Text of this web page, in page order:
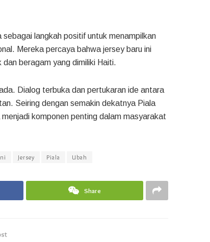
langkah positif untuk menampilkan
Mereka percaya bahwa jersey baru ini
beragam yang dimiliki Haiti.
Dialog terbuka dan pertukaran ide antara
Seiring dengan semakin dekatnya Piala
komponen penting dalam masyarakat
Jersey Piala Ubah
Share